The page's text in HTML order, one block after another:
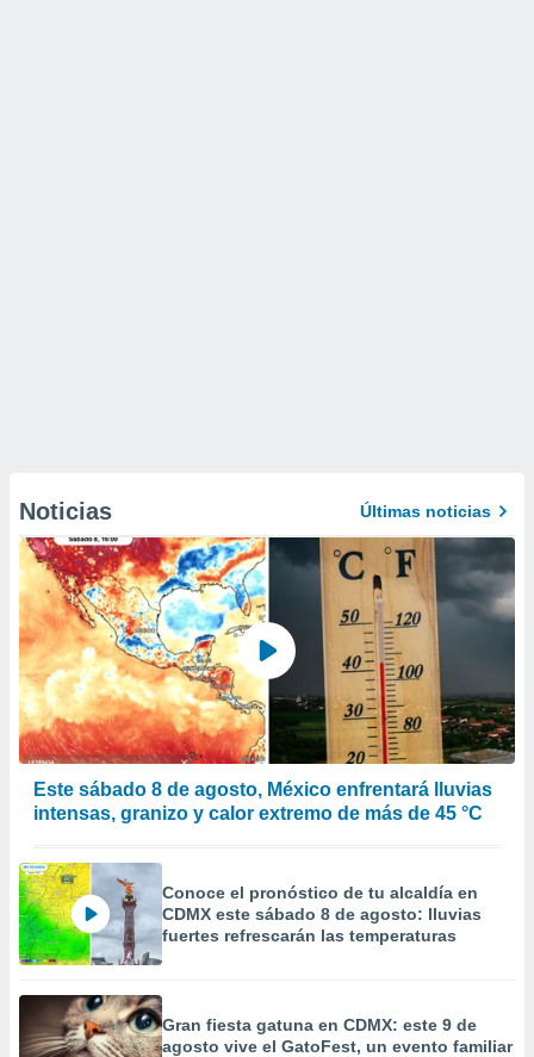
Noticias Últimas noticias
Este sábado 8 de agosto, México enfrentará lluvias
intensas, granizo y calor extremo de más de 45 °C
Conoce el pronóstico de tu alcaldía en
CDMX este sábado 8 de agosto: lluvias
fuertes refrescarán las temperaturas
Gran fiesta gatuna en CDMX: este 9 de
agosto vive el GatoFest, un evento familiar